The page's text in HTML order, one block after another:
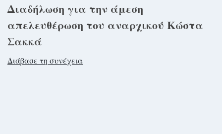
Διαδήλωση για την άμεση
απελευθέρωση του αναρχικού Κώστα
Σακκά
Διάβασε τη συνέχεια